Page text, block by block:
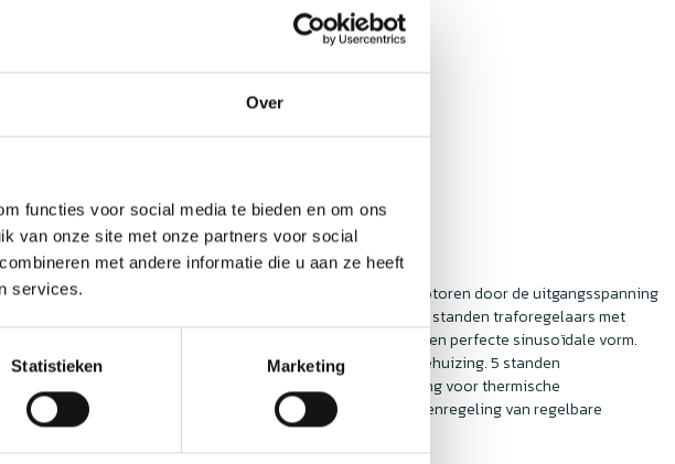
Over
functies voor social media te bieden en om ons
van onze site met onze partners voor social
met andere informatie die u aan ze heeft
services.
Statistieken Marketing
rotatiesnelheid van monofasige, voltage-aanstuurbare motoren door de uitgangsspanning
over TK bewaking voor thermische motorbeveiliging (5 standen traforegelaars met
biedt een gereguleerde uitgangsspanning met een perfecte sinusoïdale vorm.
7.5 ampère 230 volt verkrijgbaar zijn in een metalen behuizing. 5 standen
voor handbediening met uit-positie, ingang – TK bewaking voor thermische
ingang voor externe aan / uit-schakelaar, ventilator standenregeling van regelbare